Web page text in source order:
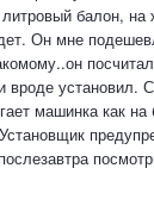
балон, на
Он мне
установил.
машинка как